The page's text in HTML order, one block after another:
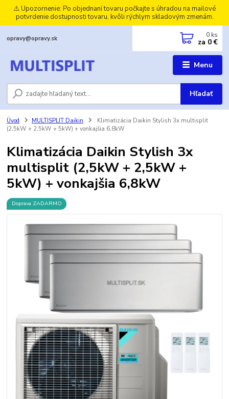
⚠️ Upozornenie: Po objednaní tovaru počkajte s úhradou na mailové
potvrdenie dostupnosti tovaru, kvôli rýchlym skladovým zmenám.
Menu
Hľadať
opravy@opravy.sk 0 ks
za 0 €
Úvod MULTISPLIT Daikin
Klimatizácia Daikin Stylish 3x multisplit
(2,5kW + 2,5kW + 5kW) + vonkajšia 6,8kW
Klimatizácia Daikin Stylish 3x
multisplit (2,5kW + 2,5kW +
5kW) + vonkajšia 6,8kW
Doprava ZADARMO